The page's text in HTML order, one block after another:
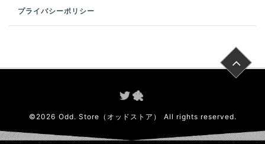
プライバシーポリシー
© 2026 Odd. Store（オッドストア） All rights reserved.